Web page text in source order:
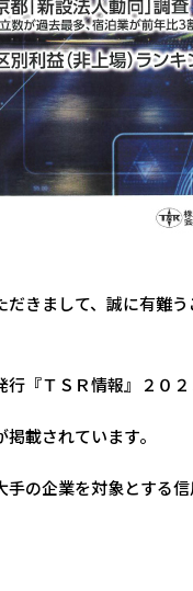
きまして、誠に有難う
『ＴＳＲ情報』 ２０２
載されています。
の企業を対象とする信